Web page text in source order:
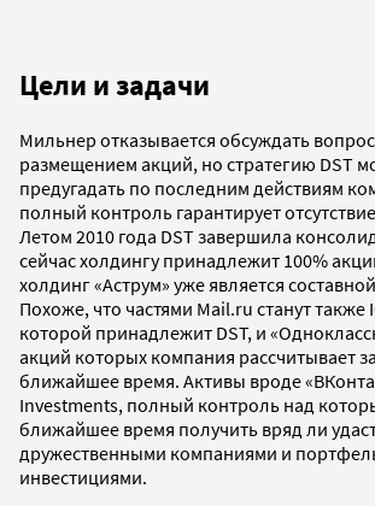
Цели и задачи
Мильнер отказывается обсуждать
размещением акций, но стратегию DST
предугадать по последним действиям
полный контроль гарантирует
Летом 2010 года DST завершила
сейчас холдингу принадлежит 100%
холдинг «Аструм» уже является
Похоже, что частями Mail.ru станут также
которой принадлежит DST, и
акций которых компания рассчитывает
ближайшее время. Активы вроде
Investments, полный контроль над
ближайшее время получить вряд ли
дружественными компаниями и
инвестициями.